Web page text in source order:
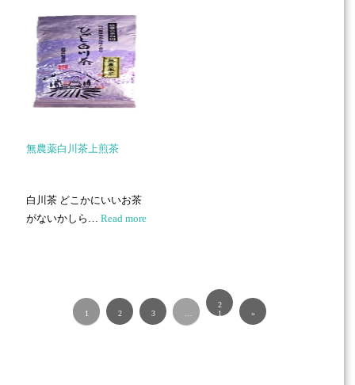
無農薬白川茶上煎茶
白川茶 どこかにいいお茶
がないかしら…Read more
1 2 3 …
2
1
»